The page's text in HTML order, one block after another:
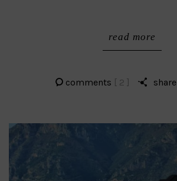
read more
comments [ 2 ] share